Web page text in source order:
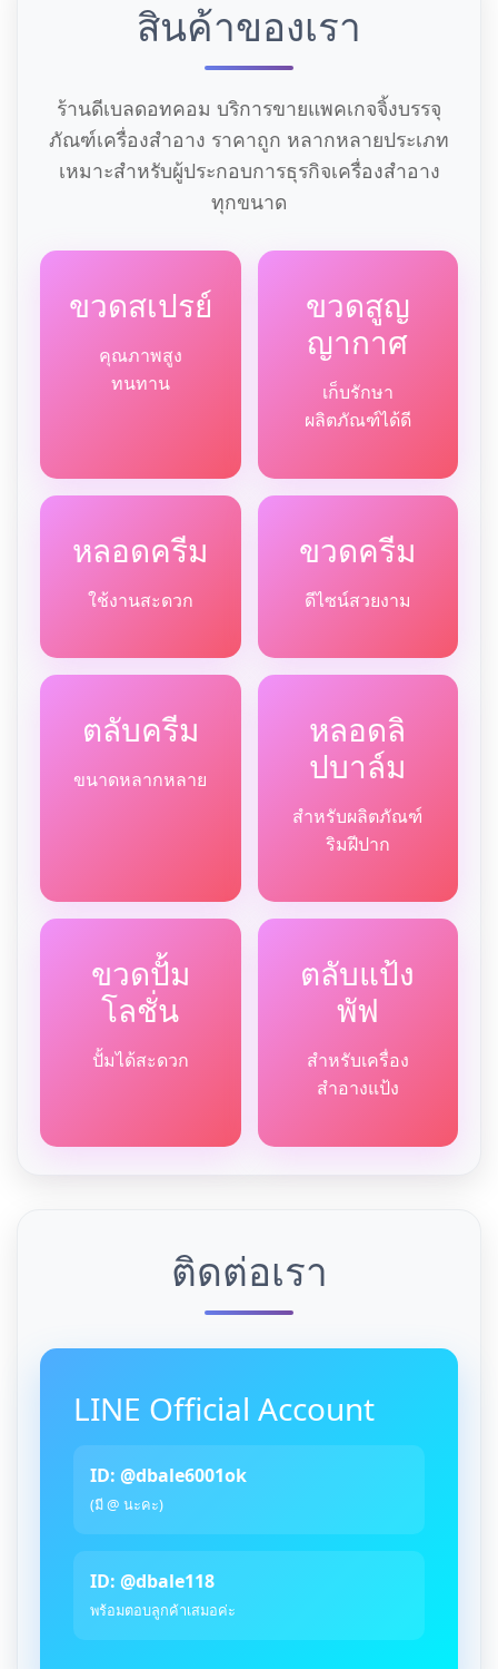
สินค้าของเรา
ร้านดีเบลดอทคอม บริการขายแพคเกจจิ้งบรรจุ
ภัณฑ์เครื่องสำอาง ราคาถูก หลากหลายประเภท
เหมาะสำหรับผู้ประกอบการธุรกิจเครื่องสำอาง
ทุกขนาด
ขวดสเปรย์
คุณภาพสูง
ทนทาน
ขวดสูญ
ญากาศ
เก็บรักษา
ผลิตภัณฑ์ได้ดี
หลอดครีม
ใช้งานสะดวก
ขวดครีม
ดีไซน์สวยงาม
ตลับครีม
ขนาดหลากหลาย
หลอดลิ
ปบาล์ม
สำหรับผลิตภัณฑ์
ริมฝีปาก
ขวดปั้ม
โลชั่น
ปั้มได้สะดวก
ตลับแป้ง
พัฟ
สำหรับเครื่อง
สำอางแป้ง
ติดต่อเรา
LINE Official Account
ID: @dbale6001ok
(มี @ นะคะ)
ID: @dbale118
พร้อมตอบลูกค้าเสมอค่ะ